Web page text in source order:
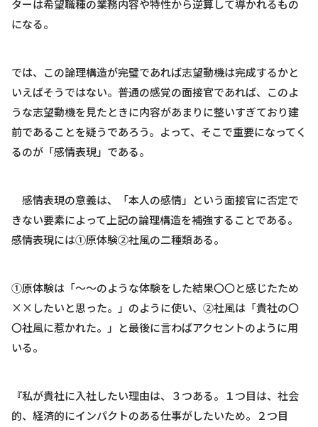
ターは希望職種の業務内容や特性から逆算して導かれるもの
になる。
では、この論理構造が完璧であれば志望動機は完成するかと
いえばそうではない。普通の感覚の面接官であれば、このよ
うな志望動機を見たときに内容があまりに整いすぎており建
前であることを疑うであろう。よって、そこで重要になってく
るのが「感情表現」である。
感情表現の意義は、「本人の感情」という面接官に否定で
きない要素によって上記の論理構造を補強することである。
感情表現には①原体験②社風の二種類ある。
①原体験は「〜〜のような体験をした結果〇〇と感じたため
××したいと思った。」のように使い、②社風は「貴社の〇
〇社風に惹かれた。」と最後に言わばアクセントのように用
いる。
『私が貴社に入社したい理由は、３つある。１つ目は、社会
的、経済的にインパクトのある仕事がしたいため。２つ目